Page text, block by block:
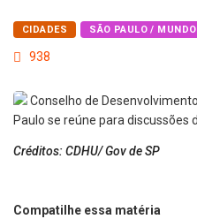
CIDADES SÃO PAULO / MUNDO
938
Créditos: CDHU/ Gov de SP
Compatilhe essa matéria